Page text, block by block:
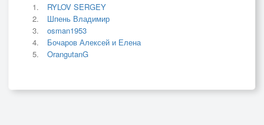
RYLOV SERGEY
Шпень Владимир
osman1953
Бочаров Алексей и Елена
OrangutanG